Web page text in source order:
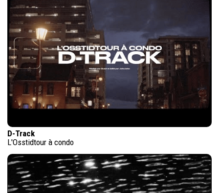
D-Track
L'Osstidtour à condo